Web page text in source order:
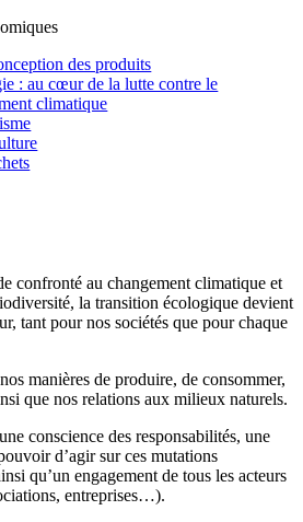
des produits
: au cœur de la lutte contre le
climatique
confronté au changement climatique et
la transition écologique devient
tant pour nos sociétés que pour chaque
manières de produire, de consommer,
que nos relations aux milieux naturels.
conscience des responsabilités, une
d’agir sur ces mutations
qu’un engagement de tous les acteurs
entreprises…).